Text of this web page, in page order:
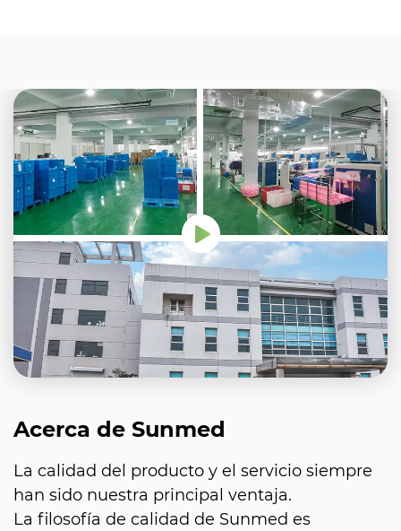
Acerca de Sunmed
La calidad del producto y el servicio siempre
han sido nuestra principal ventaja.
La filosofía de calidad de Sunmed es